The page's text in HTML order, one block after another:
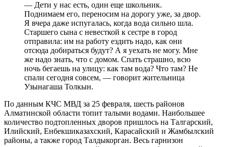
— Дети у нас есть, один еще школьник.
Поднимаем его, переносим на дорогу уже, за двор.
Я вчера даже испугалась, когда вода сильно шла.
Старшего сына с невесткой к сестре в город
отправила: им на работу ездить надо, как они
отсюда добираться будут? А я уехать не могу. Мне
же надо знать, что с домом. Спать страшно, всю
ночь бегаешь на улицу: как там вода? Что там? Не
спали сегодня совсем, — говорит жительница
Узынагаша Толкын.
По данным КЧС МВД за 25 февраля, шесть районов
Алматинской области топит талыми водами. Наибольшее
количество подтопленных дворов пришлось на Талгарский,
Илийский, Енбекшиказахский, Карасайский и Жамбылский
районы, а также город Талдыкорган. Весь гарнизон